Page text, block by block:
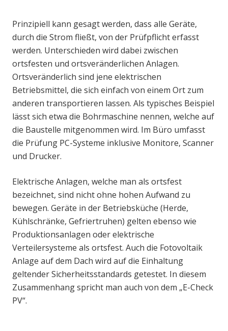
Prinzipiell kann gesagt werden, dass alle Geräte,
durch die Strom fließt, von der Prüfpflicht erfasst
werden. Unterschieden wird dabei zwischen
ortsfesten und ortsveränderlichen Anlagen.
Ortsveränderlich sind jene elektrischen
Betriebsmittel, die sich einfach von einem Ort zum
anderen transportieren lassen. Als typisches Beispiel
lässt sich etwa die Bohrmaschine nennen, welche auf
die Baustelle mitgenommen wird. Im Büro umfasst
die Prüfung PC-Systeme inklusive Monitore, Scanner
und Drucker.
Elektrische Anlagen, welche man als ortsfest
bezeichnet, sind nicht ohne hohen Aufwand zu
bewegen. Geräte in der Betriebsküche (Herde,
Kühlschränke, Gefriertruhen) gelten ebenso wie
Produktionsanlagen oder elektrische
Verteilersysteme als ortsfest. Auch die Fotovoltaik
Anlage auf dem Dach wird auf die Einhaltung
geltender Sicherheitsstandards getestet. In diesem
Zusammenhang spricht man auch von dem „E-Check
PV“.